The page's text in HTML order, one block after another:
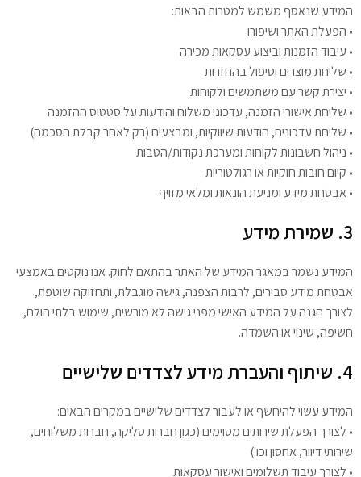
המידע שנאסף משמש למטרות הבאות:
• הפעלת האתר ושיפורו
• עיבוד הזמנות וביצוע עסקאות מכירה
• שליחת מוצרים וטיפול בהחזרות
• יצירת קשר עם משתמשים ולקוחות
• שליחת אישורי הזמנה, עדכוני משלוח והודעות על סטטוס ההזמנה
• שליחת עדכונים, הודעות שיווקיות, ומבצעים (רק לאחר קבלת הסכמה)
• ניהול חשבונות לקוחות ומערכת נקודות/הטבות
• קיום חובות חוקיות או רגולטוריות
• אבטחת מידע ומניעת הונאות ומלאי מזויף
3. שמירת מידע
המידע נשמר במאגר המידע של האתר בהתאם לחוק. אנו נוקטים באמצעי
אבטחת מידע סבירים, לרבות הצפנה, גישה מוגבלת, ותחזוקה שוטפת,
לצורך הגנה על המידע האישי מפני גישה לא מורשית, שימוש בלתי הולם,
חשיפה, שינוי או השמדה.
4. שיתוף והעברת מידע לצדדים שלישיים
המידע עשוי להיחשף או לעבור לצדדים שלישיים במקרים הבאים:
• לצורך הפעלת שירותים מסוימים (כגון חברות סליקה, חברות משלוחים,
שירותי דיוור, אחסון וכו')
• לצורך עיבוד תשלומים ואישור עסקאות